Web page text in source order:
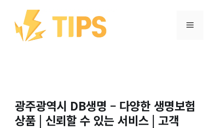
건너뛰기
메뉴
광주광역시 DB생명 – 다양한 생명보험
상품 | 신뢰할 수 있는 서비스 | 고객